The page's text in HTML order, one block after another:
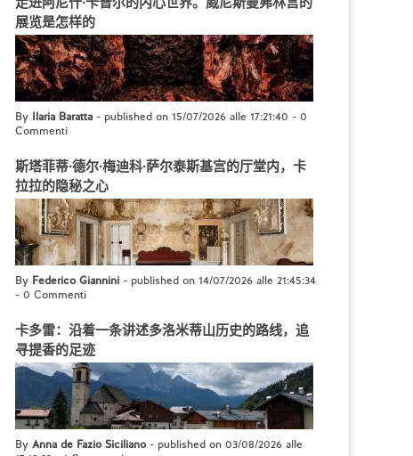
展览是怎样的
By Ilaria Baratta - published on 15/07/2026 alle 17:21:40 - 0
Commenti
斯塔菲蒂·德尔·梅迪科·萨尔泰斯基宫的厅堂内，卡
拉拉的隐秘之心
By Federico Giannini - published on 14/07/2026 alle 21:45:34
- 0 Commenti
卡多雷：沿着一条讲述多洛米蒂山历史的路线，追
寻提香的足迹
By Anna de Fazio Siciliano- published on 03/08/2026 alle